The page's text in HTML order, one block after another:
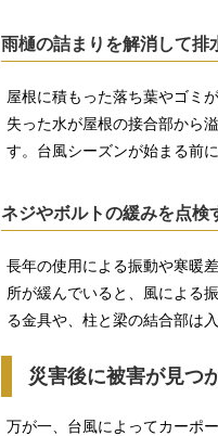
雨樋の詰まりを解消して排
屋根に積もった落ち葉やゴミ
失った水が屋根の接合部から
す。台風シーズンが始まる前
ネジやボルトの緩みを点検
長年の使用による振動や寒暖
所が緩んでいると、風による
る金具や、柱と梁の結合部は
災害後に被害が見つ
万が一、台風によってカーポ